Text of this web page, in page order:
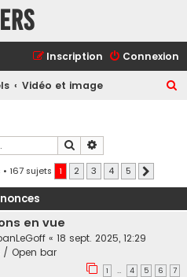
Connexion
Inscription
Vidéo et image
r
c
r
Rechercher
• 167 sujets 1 2 3 4 5
en vue
« 18 sept. 2025, 12:29
/ Open bar
1 … 4 5 6 7